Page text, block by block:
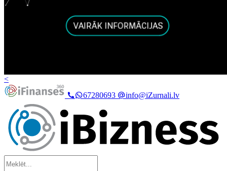
<
67280693
info@iZurnali.lv